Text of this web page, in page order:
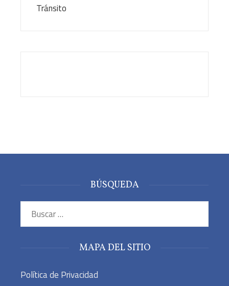
BÚSQUEDA
Buscar:
MAPA DEL SITIO
Política de Privacidad